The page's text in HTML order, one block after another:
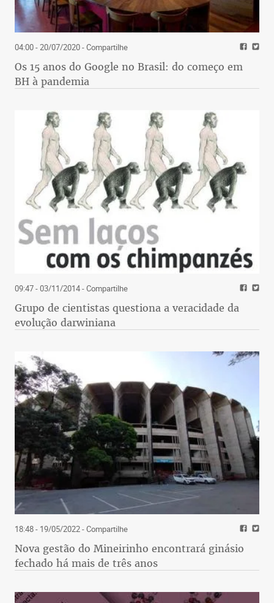
04:00 - 20/07/2020- Compartilhe
Os 15 anos do Google no Brasil: do começo em
BH à pandemia
09:47 - 03/11/2014- Compartilhe
Grupo de cientistas questiona a veracidade da
evolução darwiniana
18:48 - 19/05/2022- Compartilhe
Nova gestão do Mineirinho encontrará ginásio
fechado há mais de três anos